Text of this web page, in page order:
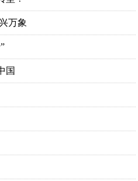
万象
国